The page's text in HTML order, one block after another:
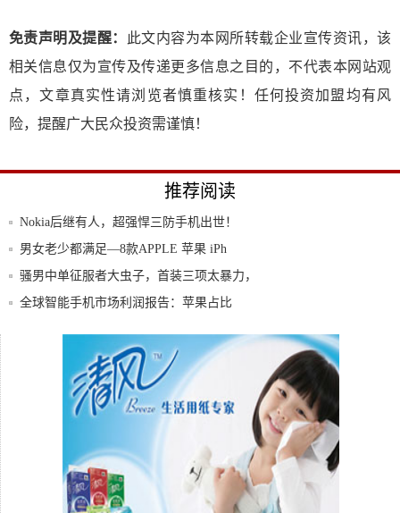
免责声明及提醒：
此文内容为本网所转载企业宣传资讯，该
相关信息仅为宣传及传递更多信息之目的，不代表本网站观
点，文章真实性请浏览者慎重核实！任何投资加盟均有风
险，提醒广大民众投资需谨慎！
推荐阅读
Nokia后继有人，超强悍三防手机出世！
男女老少都满足—8款APPLE 苹果 iPh
骚男中单征服者大虫子，首装三项太暴力，
后期一
全球智能手机市场利润报告：苹果占比
冬天依然续航持久 大屏长续航手机推荐